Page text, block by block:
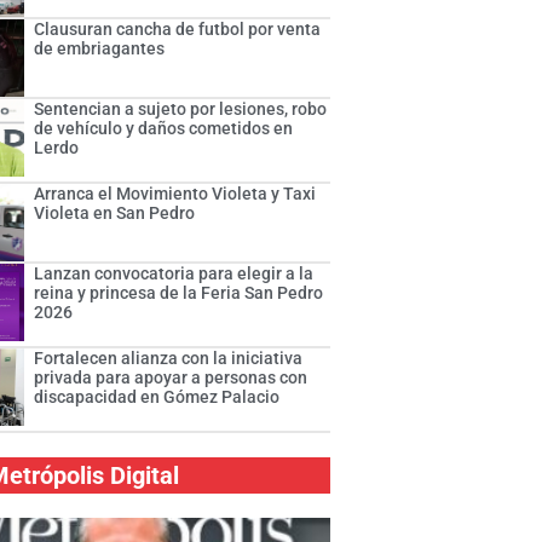
Clausuran cancha de futbol por venta
de embriagantes
Sentencian a sujeto por lesiones, robo
de vehículo y daños cometidos en
Lerdo
Arranca el Movimiento Violeta y Taxi
Violeta en San Pedro
Lanzan convocatoria para elegir a la
reina y princesa de la Feria San Pedro
2026
Fortalecen alianza con la iniciativa
privada para apoyar a personas con
discapacidad en Gómez Palacio
Digital